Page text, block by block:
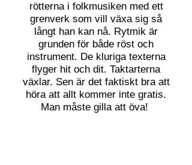
rötterna i folkmusiken med ett
grenverk som vill växa sig så
långt han kan nå. Rytmik är
grunden för både röst och
instrument. De kluriga texterna
flyger hit och dit. Taktarterna
växlar. Sen är det faktiskt bra att
höra att allt kommer inte gratis.
Man måste gilla att öva!